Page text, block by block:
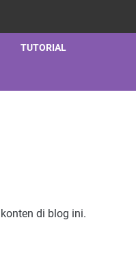
TUTORIAL
di blog ini.